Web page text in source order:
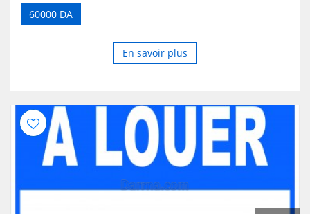
60000 DA
En savoir plus